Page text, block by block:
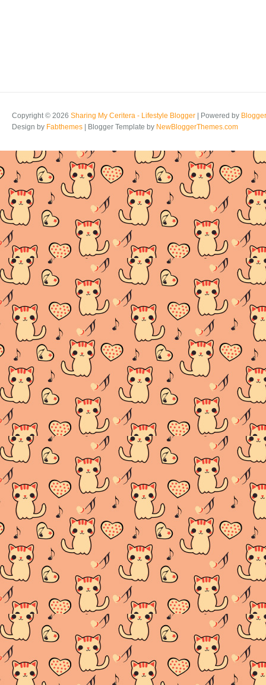
Copyright © 2026 Sharing My Ceritera - Lifestyle Blogger | Powered by Blogger
Design by Fabthemes | Blogger Template by NewBloggerThemes.com